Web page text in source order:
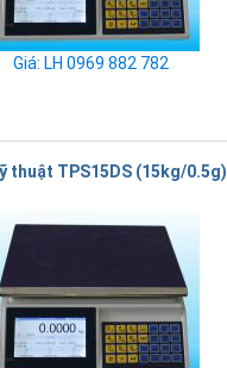
Giá: LH 0969 882 782
thuật TPS15DS (15kg/0.5g)